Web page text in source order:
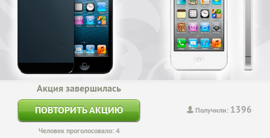
Получили: 1396
Акция завершилась
ПОВТОРИТЬ АКЦИЮ
Человек проголосовало: 4